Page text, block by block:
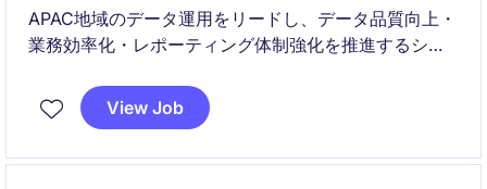
APAC地域のデータ運用をリードし、データ品質向上・
業務効率化・レポーティング体制強化を推進するシニ
ータ基盤の最適化や自動化を通じて意思決定を支える
重要な役割を担います。
View Job